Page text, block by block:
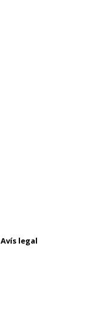
Avís legal